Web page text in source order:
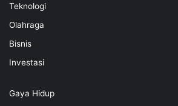
Teknologi
Olahraga
Bisnis
Investasi
Gaya Hidup